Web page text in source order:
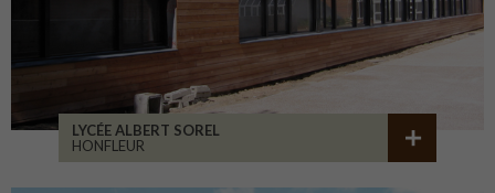
LYCÉE ALBERT SOREL
HONFLEUR